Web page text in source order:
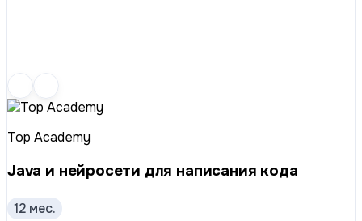
Top Academy
Java и нейросети для написания кода
12 мес.